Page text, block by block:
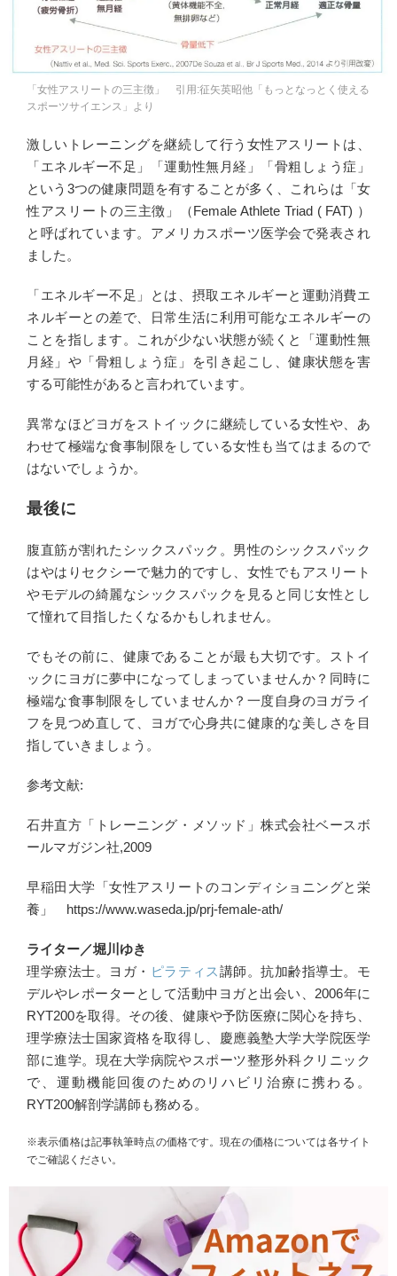
「女性アスリートの三主徴」 引用:征矢英昭他「もっとなっとく使える
スポーツサイエンス」より
激しいトレーニングを継続して行う女性アスリートは、
「エネルギー不足」「運動性無月経」「骨粗しょう症」
という3つの健康問題を有することが多く、これらは「女
性アスリートの三主徴」（Female Athlete Triad ( FAT) ）
と呼ばれています。アメリカスポーツ医学会で発表され
ました。
「エネルギー不足」とは、摂取エネルギーと運動消費エ
ネルギーとの差で、日常生活に利用可能なエネルギーの
ことを指します。これが少ない状態が続くと「運動性無
月経」や「骨粗しょう症」を引き起こし、健康状態を害
する可能性があると言われています。
異常なほどヨガをストイックに継続している女性や、あ
わせて極端な食事制限をしている女性も当てはまるので
はないでしょうか。
最後に
腹直筋が割れたシックスパック。男性のシックスパック
はやはりセクシーで魅力的ですし、女性でもアスリート
やモデルの綺麗なシックスパックを見ると同じ女性とし
て憧れて目指したくなるかもしれません。
でもその前に、健康であることが最も大切です。ストイ
ックにヨガに夢中になってしまっていませんか？同時に
極端な食事制限をしていませんか？一度自身のヨガライ
フを見つめ直して、ヨガで心身共に健康的な美しさを目
指していきましょう。
参考文献:
石井直方「トレーニング・メソッド」株式会社ベースボ
ールマガジン社,2009
早稲田大学「女性アスリートのコンディショニングと栄
養」 https://www.waseda.jp/prj-female-ath/
ライター／堀川ゆき
理学療法士。ヨガ・ ピラティス講師。抗加齢指導士。モ
デルやレポーターとして活動中ヨガと出会い、2006年に
RYT200を取得。その後、健康や予防医療に関心を持ち、
理学療法士国家資格を取得し、慶應義塾大学大学院医学
部に進学。現在大学病院やスポーツ整形外科クリニック
で、運動機能回復のためのリハビリ治療に携わる。
RYT200解剖学講師も務める。
※表示価格は記事執筆時点の価格です。現在の価格については各サイト
でご確認ください。